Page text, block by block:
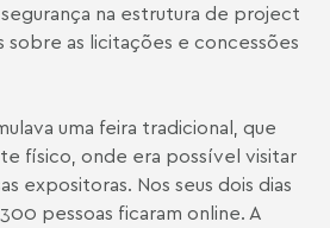
na estrutura de project
sobre as licitações e concessões
uma feira tradicional, que
físico, onde era possível visitar
expositoras. Nos seus dois dias
pessoas ficaram online. A